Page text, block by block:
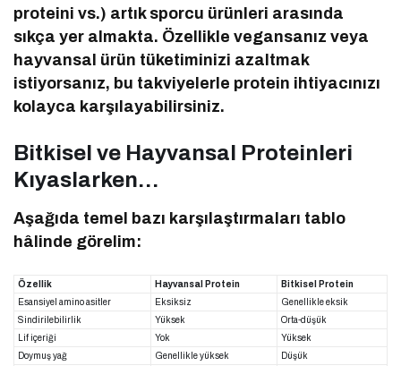
proteini vs.) artık sporcu ürünleri arasında
sıkça yer almakta. Özellikle vegansanız veya
hayvansal ürün tüketiminizi azaltmak
istiyorsanız, bu takviyelerle protein ihtiyacınızı
kolayca karşılayabilirsiniz.
Bitkisel ve Hayvansal Proteinleri
Kıyaslarken…
Aşağıda temel bazı karşılaştırmaları tablo
hâlinde görelim:
Özellik Hayvansal Protein
Bitkisel Protein
Esansiyel amino asitler
Eksiksiz
Genellikle eksik
Sindirilebilirlik
Yüksek
Orta-düşük
Lif içeriği
Yok
Yüksek
Doymuş yağ
Genellikle yüksek
Düşük